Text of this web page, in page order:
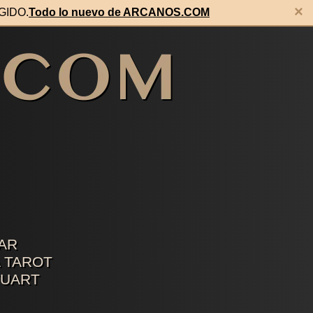
Todo lo nuevo de ARCANOS.COM ×
TAROT